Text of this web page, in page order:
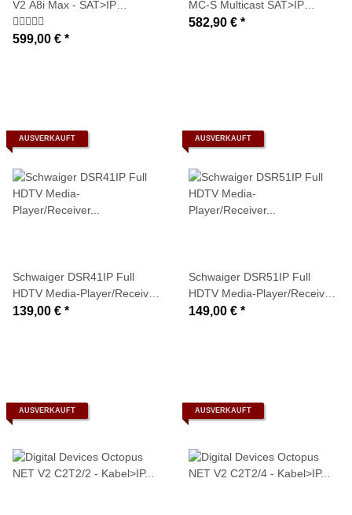
V2 A8i Max - SAT>IP
Netzwerktuner (8x DVB-
C/C2/T/T2 Tuner + Twin-CI
599,00 € *
MC-S Multicast SAT>IP
Streaming Server (4x DVB-S2
582,90 € *
AUSVERKAUFT
Schwaiger DSR41IP Full
HDTV Media-Player/Receiver
für SAT>IP (DC-IN, Internet,
139,00 € *
AUSVERKAUFT
Schwaiger DSR51IP Full
HDTV Media-Player/Receiver
für SAT>IP (DC-IN, Internet,
149,00 € *
AUSVERKAUFT AUSVERKAUFT